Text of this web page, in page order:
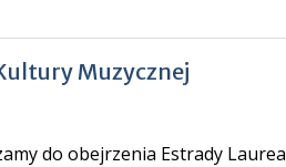
Muzycznej
do obejrzenia Estrady